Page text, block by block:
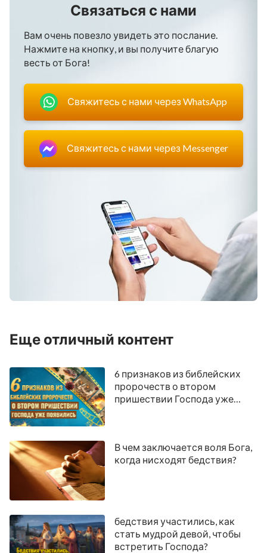
Связаться с нами
Вам очень повезло увидеть это послание.
Нажмите на кнопку, и вы получите благую
весть от Бога!
Свяжитесь с нами через WhatsApp
Свяжитесь с нами через Messenger
Еще отличный контент
6 признаков из библейских
пророчеств о втором
пришествии Господа уже
В чем заключается воля Бога,
когда нисходят бедствия?
бедствия участились, как
стать мудрой девой, чтобы
встретить Господа?